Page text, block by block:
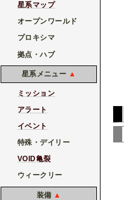
星系マップ
オープンワールド
プロキシマ
拠点・ハブ
星系メニュー ▲
ミッション
アラート
イベント
特殊・デイリー
VOID亀裂
ウィークリー
装備 ▲